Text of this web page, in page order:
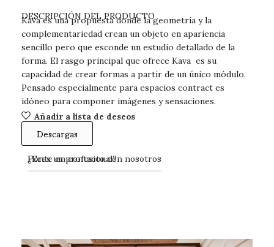
DESCRIPCIÓN DEL PRODUCTO
Kava es una propuesta donde la geometría y la
complementariedad crean un objeto en apariencia
sencillo pero que esconde un estudio detallado de la
forma. El rasgo principal que ofrece Kava es su
capacidad de crear formas a partir de un único módulo.
Pensado especialmente para espacios contract es
idóneo para componer imágenes y sensaciones.
Añadir a lista de deseos
Descargas
¿Eres un profesional?
Ponte en contacto con nosotros